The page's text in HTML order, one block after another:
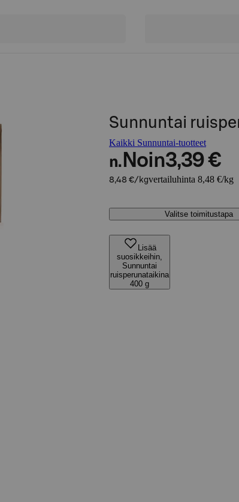
Sunnuntai
Kaikki Sunnuntai-tuotteet
n. Noin3,39 €
8,48 €/kgvertailuhinta 8,48 €/kg
Valitse toimitustapa
Lisää
suosikkeihin,
Sunnuntai
ruisperunataikina
400 g